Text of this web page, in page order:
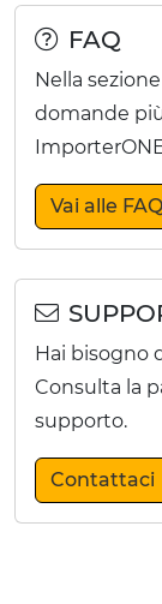
FAQ
Nella
domande
Vai alle FAQ
Hai bisogno
Consulta la
supporto.
Contattaci